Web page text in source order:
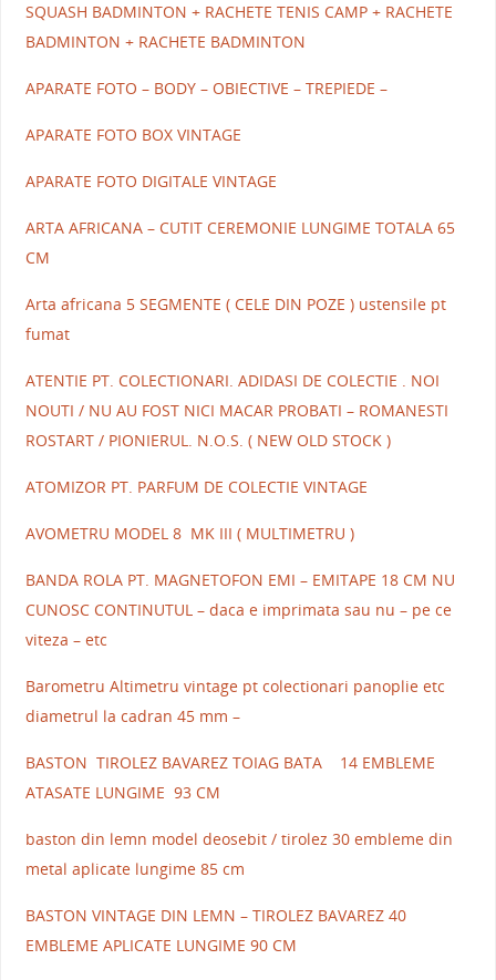
SQUASH BADMINTON + RACHETE TENIS CAMP + RACHETE
BADMINTON + RACHETE BADMINTON
APARATE FOTO – BODY – OBIECTIVE – TREPIEDE –
APARATE FOTO BOX VINTAGE
APARATE FOTO DIGITALE VINTAGE
ARTA AFRICANA – CUTIT CEREMONIE LUNGIME TOTALA 65
CM
Arta africana 5 SEGMENTE ( CELE DIN POZE ) ustensile pt
fumat
ATENTIE PT. COLECTIONARI. ADIDASI DE COLECTIE . NOI
NOUTI / NU AU FOST NICI MACAR PROBATI – ROMANESTI
ROSTART / PIONIERUL. N.O.S. ( NEW OLD STOCK )
ATOMIZOR PT. PARFUM DE COLECTIE VINTAGE
AVOMETRU MODEL 8 MK III ( MULTIMETRU )
BANDA ROLA PT. MAGNETOFON EMI – EMITAPE 18 CM NU
CUNOSC CONTINUTUL – daca e imprimata sau nu – pe ce
viteza – etc
Barometru Altimetru vintage pt colectionari panoplie etc
diametrul la cadran 45 mm –
BASTON TIROLEZ BAVAREZ TOIAG BATA 14 EMBLEME
ATASATE LUNGIME 93 CM
baston din lemn model deosebit / tirolez 30 embleme din
metal aplicate lungime 85 cm
BASTON VINTAGE DIN LEMN – TIROLEZ BAVAREZ 40
EMBLEME APLICATE LUNGIME 90 CM